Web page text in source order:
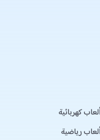
كهربائية
رياضية